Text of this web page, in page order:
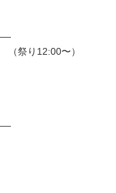
（祭り12:00〜）